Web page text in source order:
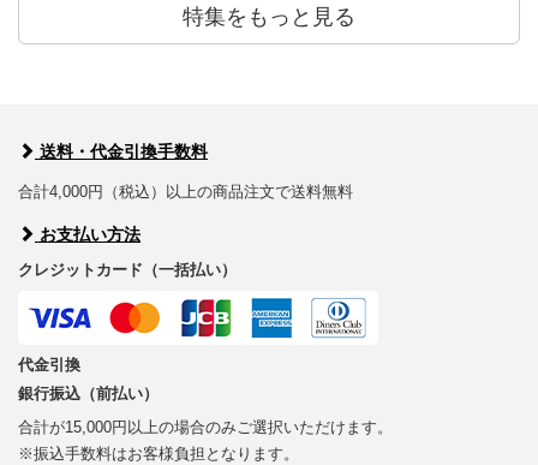
特集をもっと見る
送料・代金引換手数料
合計4,000円（税込）以上の商品注文で送料無料
お支払い方法
クレジットカード（一括払い）
代金引換
銀行振込（前払い）
合計が15,000円以上の場合のみご選択いただけます。
※振込手数料はお客様負担となります。